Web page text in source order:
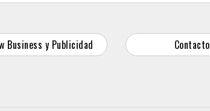
Business y Publicidad Contacto